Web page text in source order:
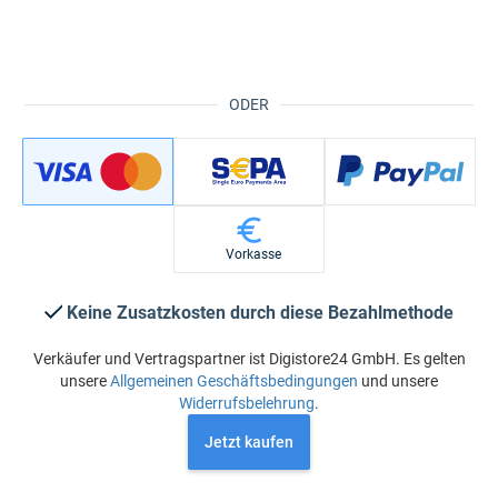
ODER
Vorkasse
Keine Zusatzkosten durch diese Bezahlmethode
Verkäufer und Vertragspartner ist Digistore24 GmbH. Es gelten
unsereAllgemeinen Geschäftsbedingungen und unsere
Widerrufsbelehrung.
Jetzt kaufen